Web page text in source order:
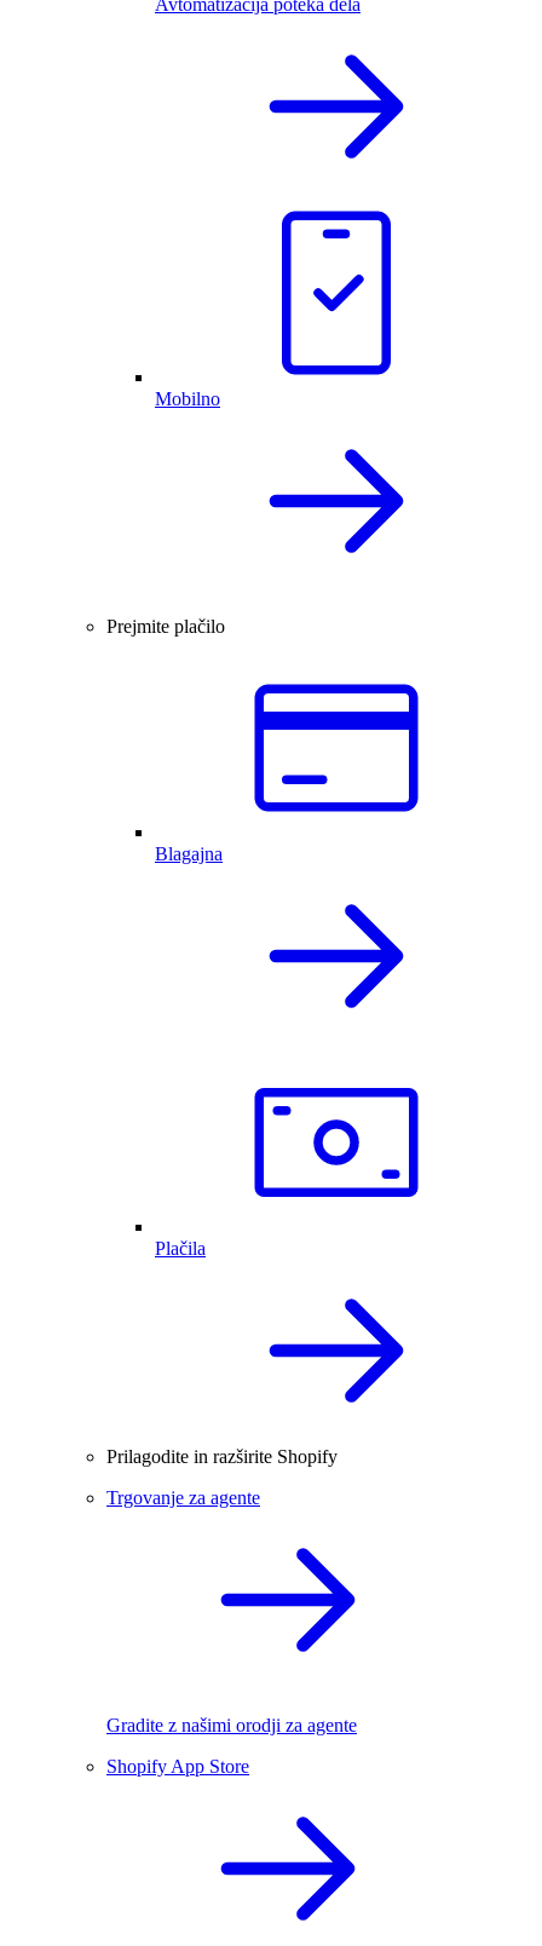
Avtomatizacija poteka dela
Mobilno
Prejmite plačilo
Blagajna
Plačila
Prilagodite in razširite Shopify
Trgovanje za agente
Gradite z našimi orodji za agente
Shopify App Store